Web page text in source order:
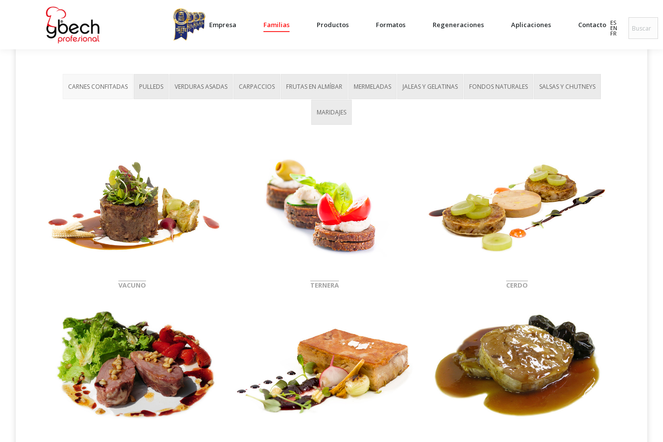
ES
EN
FR
Empresa Familias Productos Formatos Regeneraciones Aplicaciones Contacto
CARNES CONFITADAS PULLEDS VERDURAS ASADAS CARPACCIOS FRUTAS EN ALMÍBAR MERMELADAS JALEAS Y GELATINAS FONDOS NATURALES SALSAS Y CHUTNEYS
MARIDAJES
Rabo de vacuno
Carrillera de vacuno
VACUNO
Roastbeef
TERNERA
Manitas de cerdo
CERDO
Nuez de carrillera
Secreto de cerdo ibérico
Deshuesados
Jarrete
Rellenos
Deshuesados